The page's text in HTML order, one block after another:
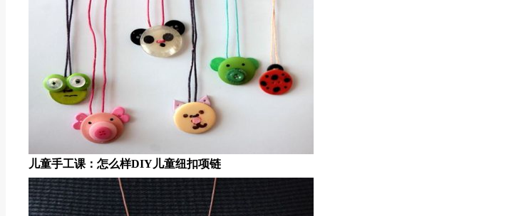
儿童手工课：怎么样DIY儿童纽扣项链